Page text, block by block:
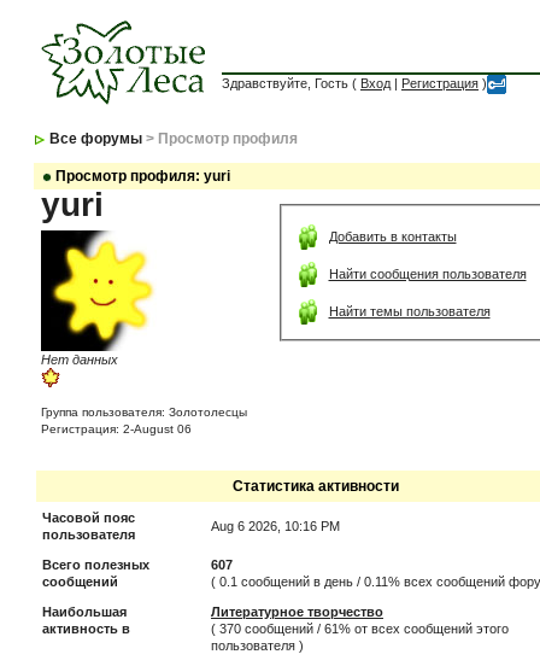
Здравствуйте, Гость ( Вход | Регистрация )
Все форумы > Просмотр профиля
Просмотр профиля: yuri
yuri
Нет данных
Группа пользователя: Золотолесцы
Регистрация: 2-August 06
Добавить в контакты
Найти сообщения пользователя
Найти темы пользователя
Статистика активности
Часовой пояс
пользователя
Aug 6 2026, 10:16 PM
Всего полезных
сообщений
607
( 0.1 сообщений в день / 0.11% всех сообщений
Наибольшая
активность в
Литературное творчество
( 370 сообщений / 61% от всех сообщений этого
пользователя )